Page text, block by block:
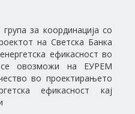
за координација со
на Светска Банка
ефикасност во
се овозможи на ЕУРЕМ
во проектирањето
ефикасност кај